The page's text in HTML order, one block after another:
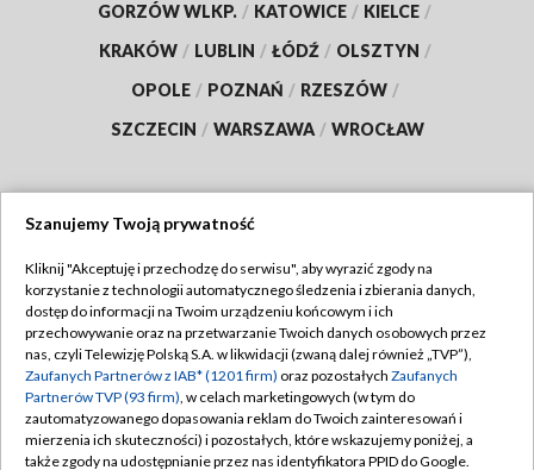
GORZÓW WLKP. / KATOWICE / KIELCE /
KRAKÓW / LUBLIN / ŁÓDŹ / OLSZTYN /
OPOLE / POZNAŃ / RZESZÓW /
SZCZECIN / WARSZAWA / WROCŁAW
TVP
Abonament TVP
Emisja w TVP
Centrum informacji TVP
Naziemna Telewizja Cyfrowa
Regulamin TVP
Polityka prywatności
Moje zgody
Pomoc
Szanujemy Twoją prywatność
Kliknij "Akceptuję i przechodzę do serwisu", aby wyrazić zgody na
korzystanie z technologii automatycznego śledzenia i zbierania danych,
dostęp do informacji na Twoim urządzeniu końcowym i ich
przechowywanie oraz na przetwarzanie Twoich danych osobowych przez
nas, czyli Telewizję Polską S.A. w likwidacji (zwaną dalej również „TVP”),
Zaufanych Partnerów z IAB* (1201 firm) oraz pozostałych Zaufanych
Partnerów TVP (93 firm), w celach marketingowych (w tym do
zautomatyzowanego dopasowania reklam do Twoich zainteresowań i
mierzenia ich skuteczności) i pozostałych, które wskazujemy poniżej, a
także zgody na udostępnianie przez nas identyfikatora PPID do Google.